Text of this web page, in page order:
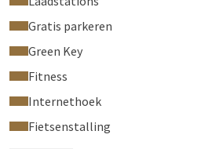
Gratis parkeren
Green Key
Fitness
Internethoek
Fietsenstalling